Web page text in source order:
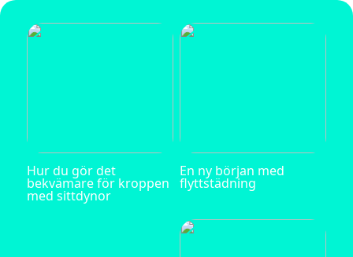
Hur du gör det
bekvämare för kroppen
med sittdynor
En ny början med
flyttstädning